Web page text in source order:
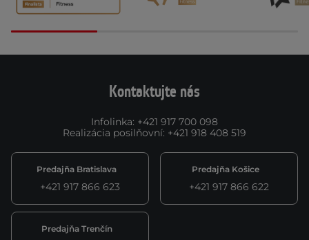
Kontaktujte nás
Infolinka: +421 917 700 098
Realizácia posilňovní: +421 918 408 519
Predajňa Bratislava
+421 917 866 623
Predajňa Košice
+421 917 866 622
Predajňa Trenčín